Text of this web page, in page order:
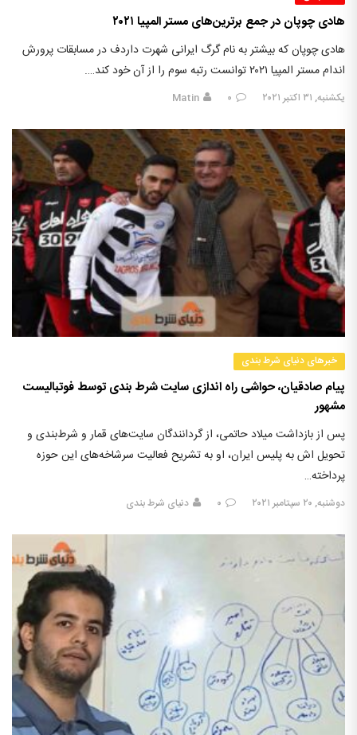
هادی چوپان در جمع برترین‌های مستر المپیا ۲۰۲۱
هادی چوپان که بیشتر به نام گرگ ایرانی شهرت داردف در مسابقات پرورش
اندام مستر المپیا ۲۰۲۱ توانست رتبه سوم را از آن خود کند….
یکشنبه, ۳۱ اکتبر ۲۰۲۱ ۰ Matin
خبرهای دنیای شرط بندی
پیام صادقیان، حواشی راه اندازی سایت شرط بندی توسط فوتبالیست
مشهور
پس از بازداشت میلاد حاتمی، از گردانندگان سایت‌های قمار و شرط‌بندی و
تحویل اش به پلیس ایران، او به تشریح فعالیت سرشاخه‌های این حوزه
پرداخته…
دوشنبه, ۲۰ سپتامبر ۲۰۲۱ ۰ دنیای شرط بندی